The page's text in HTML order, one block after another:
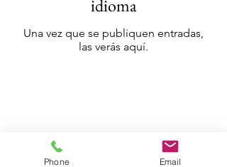
idioma
Una vez que se publiquen entradas,
las verás aquí.
Phone Email